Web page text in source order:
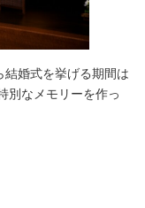
術
で撮影
婚式を挙げる期間は
別なメモリーを作っ